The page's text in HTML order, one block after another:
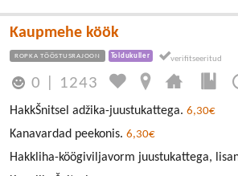
Kaupmehe köök
ROPKA TÖÖSTUSRAJOON Toidukuller
0 1243
HakkŠnitsel adžika-juustukattega. 6,30€
Kanavardad peekonis. 6,30€
Hakkliha-köögiviljavorm juustukattega,